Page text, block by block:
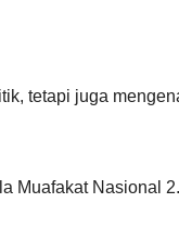
tetapi juga
Muafakat Nasional